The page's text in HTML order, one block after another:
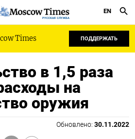
РУССКАЯ СЛУЖБА
EN
Times ПОДДЕРЖАТЬ
в 1,5 раза
на
оружия
Обновлено: 30.11.2022